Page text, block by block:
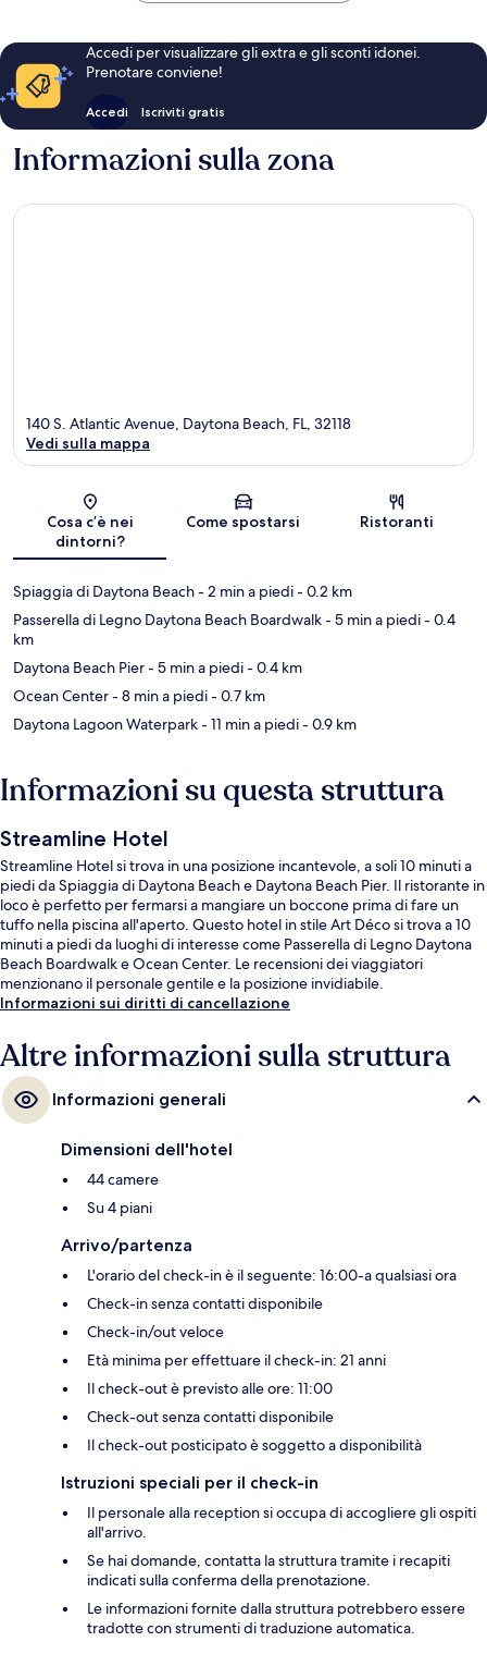
Accedi per visualizzare gli extra e gli sconti idonei.
Prenotare conviene!
Accedi Iscriviti gratis
Informazioni sulla zona
Mappa
140 S. Atlantic Avenue, Daytona Beach, FL, 32118
Vedi sulla mappa
Cosa c’è nei
dintorni?
Come spostarsi Ristoranti
Spiaggia di Daytona Beach- 2 min a piedi- 0.2 km
Passerella di Legno Daytona Beach Boardwalk- 5 min a piedi- 0.4
km
Daytona Beach Pier- 5 min a piedi- 0.4 km
Ocean Center- 8 min a piedi- 0.7 km
Daytona Lagoon Waterpark- 11 min a piedi- 0.9 km
Informazioni su questa struttura
Streamline Hotel
Streamline Hotel si trova in una posizione incantevole, a soli 10 minuti a
piedi da Spiaggia di Daytona Beach e Daytona Beach Pier. Il ristorante in
loco è perfetto per fermarsi a mangiare un boccone prima di fare un
tuffo nella piscina all'aperto. Questo hotel in stile Art Déco si trova a 10
minuti a piedi da luoghi di interesse come Passerella di Legno Daytona
Beach Boardwalk e Ocean Center. Le recensioni dei viaggiatori
menzionano il personale gentile e la posizione invidiabile.
Informazioni sui diritti di cancellazione
Altre informazioni sulla struttura
Informazioni generali
Dimensioni dell'hotel
44 camere
Su 4 piani
Arrivo/partenza
L'orario del check-in è il seguente: 16:00-a qualsiasi ora
Check-in senza contatti disponibile
Check-in/out veloce
Età minima per effettuare il check-in: 21 anni
Il check-out è previsto alle ore: 11:00
Check-out senza contatti disponibile
Il check-out posticipato è soggetto a disponibilità
Istruzioni speciali per il check-in
Il personale alla reception si occupa di accogliere gli ospiti
all'arrivo.
Se hai domande, contatta la struttura tramite i recapiti
indicati sulla conferma della prenotazione.
Le informazioni fornite dalla struttura potrebbero essere
tradotte con strumenti di traduzione automatica.